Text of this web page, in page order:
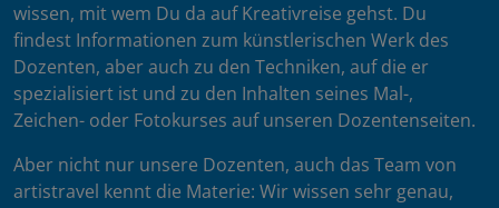
wissen, mit wem Du da auf Kreativreise gehst. Du
findest Informationen zum künstlerischen Werk des
Dozenten, aber auch zu den Techniken, auf die er
spezialisiert ist und zu den Inhalten seines Mal-,
Zeichen- oder Fotokurses auf unseren Dozentenseiten.
Aber nicht nur unsere Dozenten, auch das Team von
artistravel kennt die Materie: Wir wissen sehr genau,